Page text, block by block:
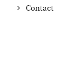
Contact